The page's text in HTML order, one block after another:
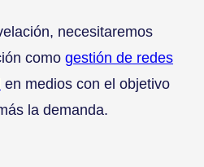
necesitaremos
como gestión de redes
en medios con el objetivo
la demanda.